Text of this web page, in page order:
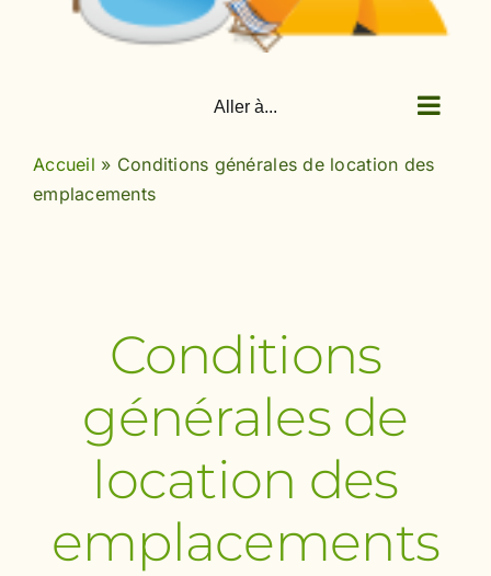
Aller à...
Accueil » Conditions générales de location des
emplacements
Conditions
générales de
location des
emplacements